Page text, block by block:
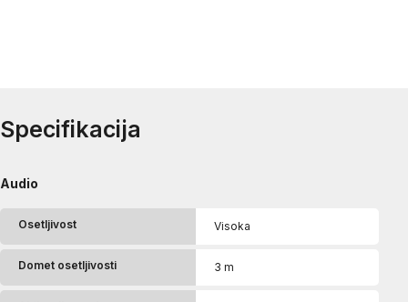
Specifikacija
Audio
Osetljivost Visoka
Domet osetljivosti 3 m